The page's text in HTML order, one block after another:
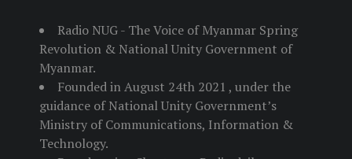
Radio NUG - The Voice of Myanmar Spring
Revolution & National Unity Government of
Myanmar.
Founded in August 24th 2021 , under the
guidance of National Unity Government’s
Ministry of Communications, Information &
Technology.